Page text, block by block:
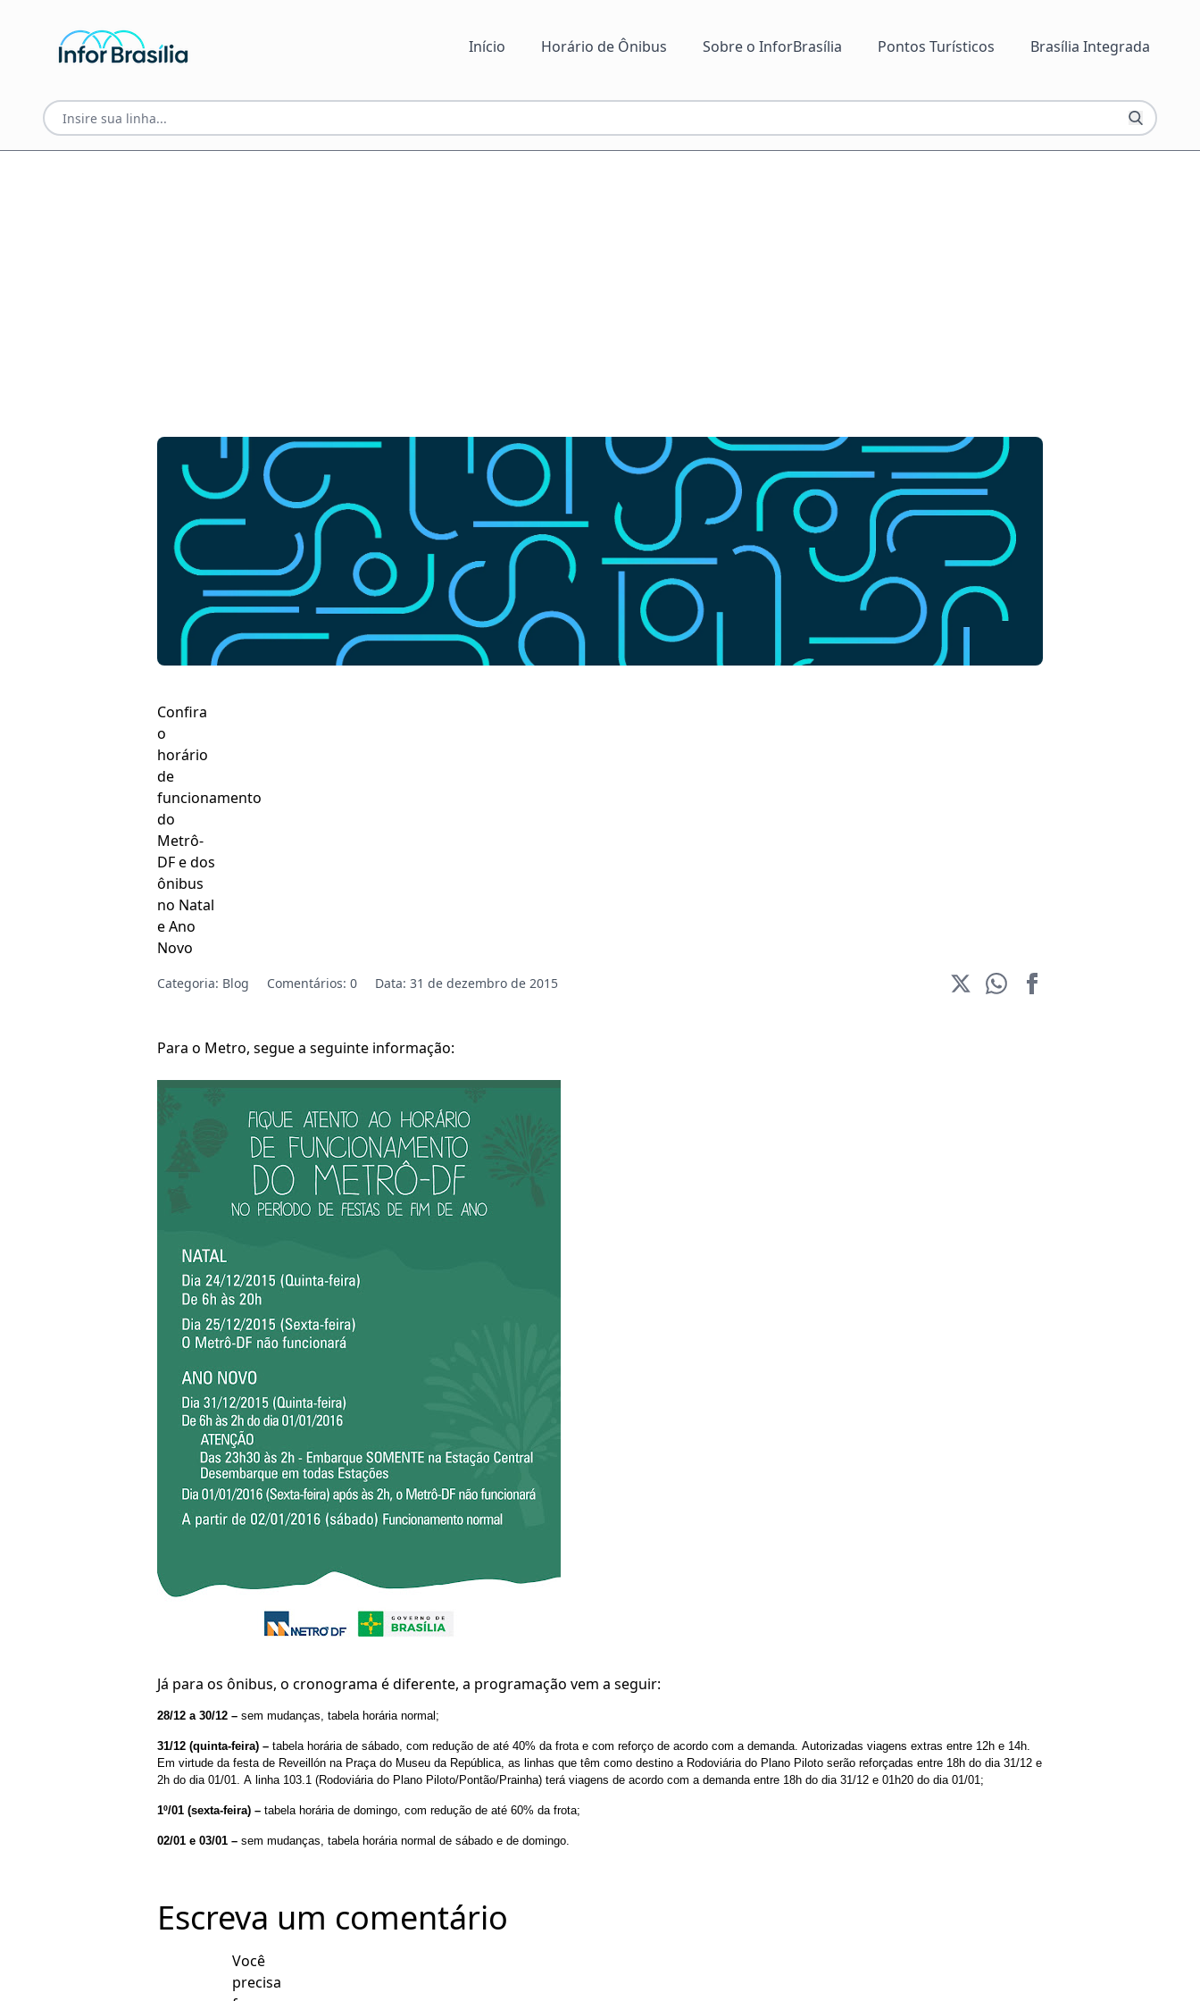
Início Horário de Ônibus Sobre o InforBrasília Pontos Turísticos Brasília Integrada
Confira
o
horário
de
funcionamento
do
Metrô-
DF e dos
ônibus
no Natal
e Ano
Novo
Categoria: Blog Comentários: 0 Data: 31 de dezembro de 2015
Para o Metro, segue a seguinte informação:
Já para os ônibus, o cronograma é diferente, a programação vem a seguir:
28/12 a 30/12 – sem mudanças, tabela horária normal;
31/12 (quinta-feira) – tabela horária de sábado, com redução de até 40% da frota e com reforço de acordo com a demanda. Autorizadas viagens extras entre 12h e 14h.
Em virtude da festa de Reveillón na Praça do Museu da República, as linhas que têm como destino a Rodoviária do Plano Piloto serão reforçadas entre 18h do dia 31/12 e
2h do dia 01/01. A linha 103.1 (Rodoviária do Plano Piloto/Pontão/Prainha) terá viagens de acordo com a demanda entre 18h do dia 31/12 e 01h20 do dia 01/01;
1º/01 (sexta-feira) – tabela horária de domingo, com redução de até 60% da frota;
02/01 e 03/01 – sem mudanças, tabela horária normal de sábado e de domingo.
Escreva um comentário
Você
precisa